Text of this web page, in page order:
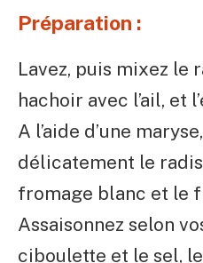
Préparation :
Lavez, puis mixez le
hachoir avec l’ail, et
A l’aide d’une
délicatement le
fromage blanc et le
Assaisonnez selon
ciboulette et le sel,